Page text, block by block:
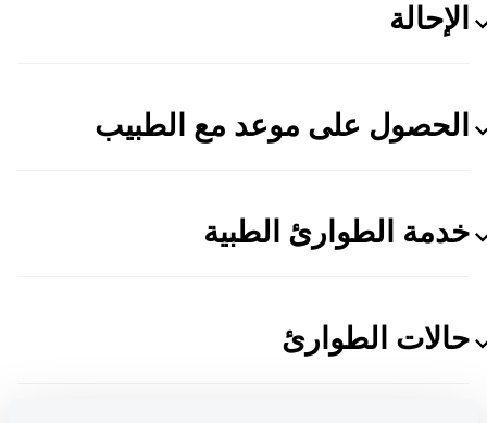
الإحالة
الحصول على موعد مع الطبيب
خدمة الطوارئ الطبية
حالات الطوارئ